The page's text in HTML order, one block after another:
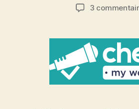
l’article
3